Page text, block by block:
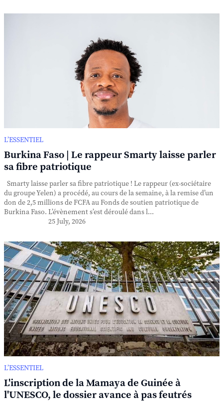
L’ESSENTIEL
Burkina Faso | Le rappeur Smarty laisse parler
sa fibre patriotique
Smarty laisse parler sa fibre patriotique ! Le rappeur (ex-sociétaire
du groupe Yelen) a procédé, au cours de la semaine, à la remise d’un
don de 2,5 millions de FCFA au Fonds de soutien patriotique de
Burkina Faso. L’évènement s’est déroulé dans l...
25 July, 2026
L’ESSENTIEL
L'inscription de la Mamaya de Guinée à
l'UNESCO, le dossier avance à pas feutrés